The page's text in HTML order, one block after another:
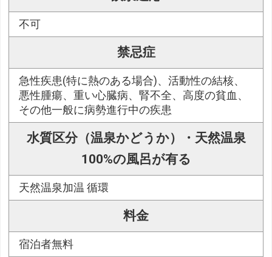
不可
禁忌症
急性疾患(特に熱のある場合)、活動性の結核、
悪性腫瘍、重い心臓病、腎不全、高度の貧血、
その他一般に病勢進行中の疾患
水質区分（温泉かどうか）・天然温泉
100%の風呂が有る
天然温泉加温 循環
料金
宿泊者無料